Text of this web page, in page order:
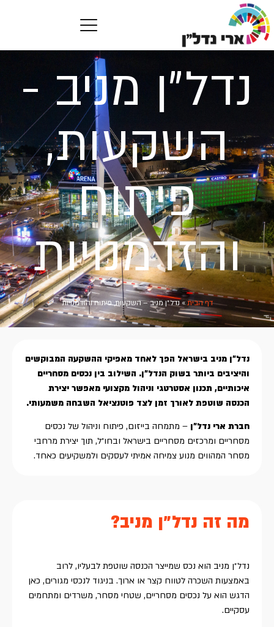
נדל״ן מניב -
השקעות,
פיתוח
והזדמנויות
דף הבית»נדל״ן מניב – השקעות, פיתוח והזדמנויות
נדל״ן מניב בישראל הפך לאחד מאפיקי ההשקעה המבוקשים
והיציבים ביותר בשוק הנדל״ן. השילוב בין נכסים מסחריים
איכותיים, תכנון אסטרטגי וניהול מקצועי מאפשר יצירת
הכנסה שוטפת לאורך זמן לצד פוטנציאל השבחה משמעותי.
חברת ארי נדל״ן – מתמחה בייזום, פיתוח וניהול של נכסים
מסחריים ומרכזים מסחריים בישראל ובחו״ל, תוך יצירת מרחבי
מסחר המהווים מנוע צמיחה אמיתי לעסקים ולמשקיעים כאחד.
מה זה נדל״ן מניב?
נדל״ן מניב הוא נכס שמייצר הכנסה שוטפת לבעליו, לרוב
באמצעות השכרה לטווח קצר או ארוך. בניגוד לנכסי מגורים, כאן
הדגש הוא על נכסים מסחריים, שטחי מסחר, משרדים ומתחמים
עסקיים.